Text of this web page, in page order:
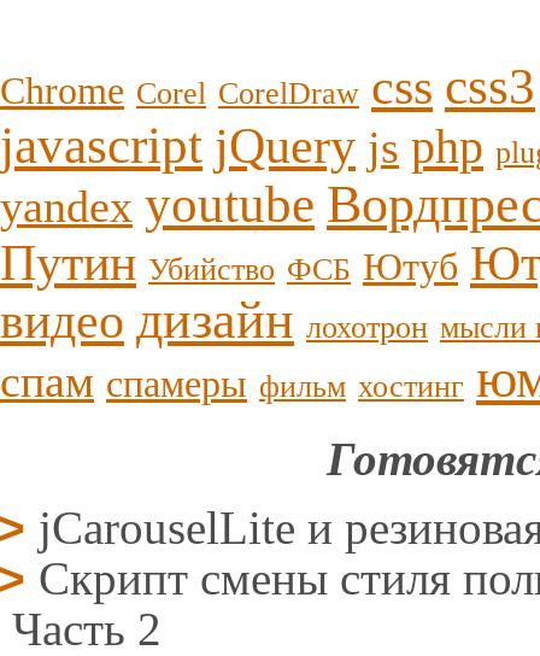
Chrome Corel CorelDraw css css3
javascript jQuery js php
yandex youtube
Путин Убийство ФСБ Ютуб
видео дизайн лохотрон мысли
спам спамеры фильм хостинг
jCarouselLite и
Скрипт смены стиля
Часть 2